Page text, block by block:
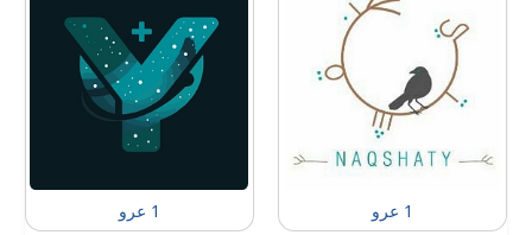
1 عرو 1 عرو